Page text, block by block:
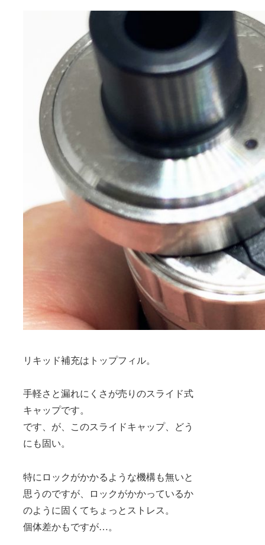
リキッド補充はトップフィル。
手軽さと漏れにくさが売りのスライド式
キャップです。
です、が、このスライドキャップ、どう
にも固い。
特にロックがかかるような機構も無いと
思うのですが、ロックがかかっているか
のように固くてちょっとストレス。
個体差かもですが…。